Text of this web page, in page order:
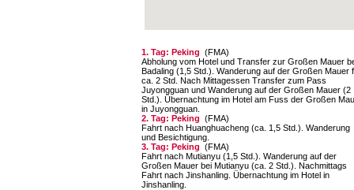
1. Tag: Peking (FMA)
Abholung vom Hotel und Transfer zur Großen Mauer
Badaling (1,5 Std.). Wanderung auf der Großen Mauer
ca. 2 Std. Nach Mittagessen Transfer zum Pass
Juyongguan und Wanderung auf der Großen Mauer (2
Std.). Übernachtung im Hotel am Fuss der Großen
in Juyongguan.
2. Tag: Peking (FMA)
Fahrt nach Huanghuacheng (ca. 1,5 Std.). Wanderung
und Besichtigung.
3. Tag: Peking (FMA)
Fahrt nach Mutianyu (1,5 Std.). Wanderung auf der
Großen Mauer bei Mutianyu (ca. 2 Std.). Nachmittags
Fahrt nach Jinshanling. Übernachtung im Hotel in
Jinshanling.